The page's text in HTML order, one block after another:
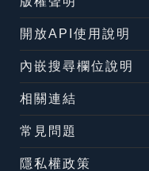
開放API使用說明
內嵌搜尋欄位說明
相關連結
常見問題
隱私權政策